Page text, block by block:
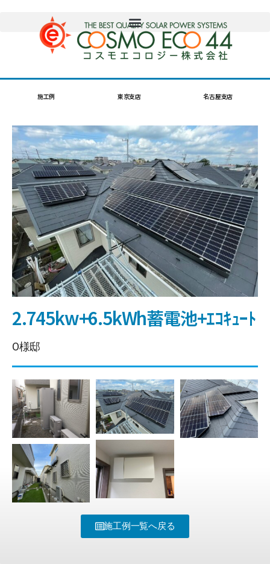
施工例 東京支店 名古屋支店
2.745kw+6.5kWh蓄電池+ｴｺｷｭｰﾄ
O様邸
施工例一覧へ戻る